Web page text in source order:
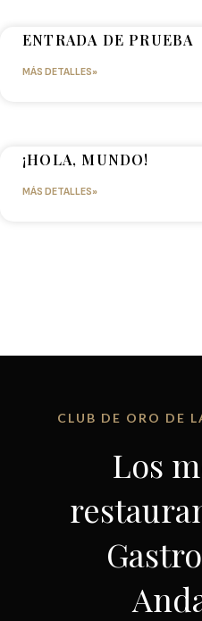
ENTRADA DE PRUEBA
MÁS DETALLES»
¡HOLA, MUNDO!
MÁS DETALLES»
CLUB DE ORO DE
Los